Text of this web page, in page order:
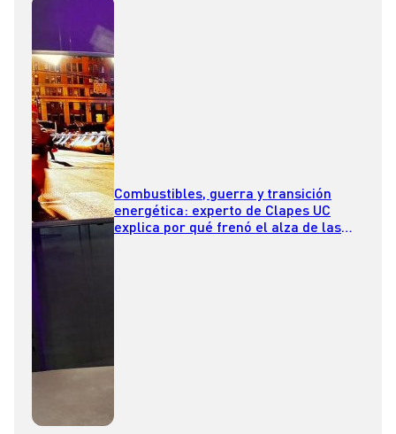
Combustibles, guerra y transición
energética: experto de Clapes UC
explica por qué frenó el alza de las